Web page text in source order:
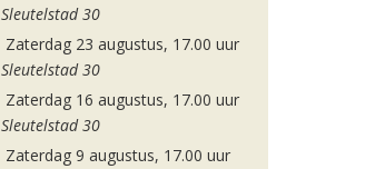
Sleutelstad 30
Zaterdag 23 augustus, 17.00 uur
Sleutelstad 30
Zaterdag 16 augustus, 17.00 uur
Sleutelstad 30
Zaterdag 9 augustus, 17.00 uur